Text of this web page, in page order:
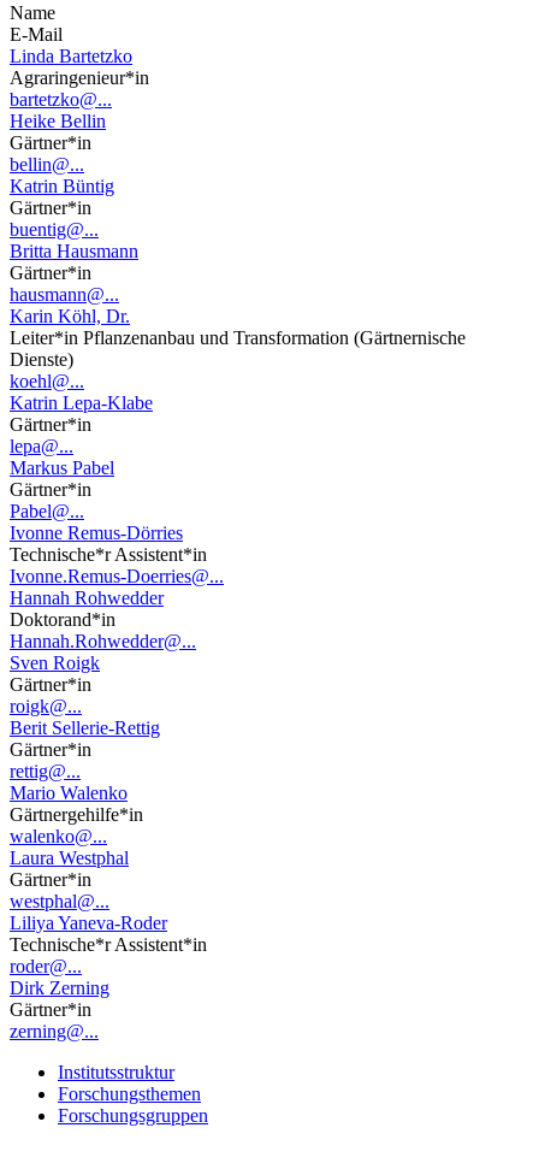
Name
E-Mail
Linda Bartetzko
Agraringenieur*in
bartetzko@...
Heike Bellin
Gärtner*in
bellin@...
Katrin Büntig
Gärtner*in
buentig@...
Britta Hausmann
Gärtner*in
hausmann@...
Karin Köhl, Dr.
Leiter*in Pflanzenanbau und Transformation (Gärtnernische
Dienste)
koehl@...
Katrin Lepa-Klabe
Gärtner*in
lepa@...
Markus Pabel
Gärtner*in
Pabel@...
Ivonne Remus-Dörries
Technische*r Assistent*in
Ivonne.Remus-Doerries@...
Hannah Rohwedder
Doktorand*in
Hannah.Rohwedder@...
Sven Roigk
Gärtner*in
roigk@...
Berit Sellerie-Rettig
Gärtner*in
rettig@...
Mario Walenko
Gärtnergehilfe*in
walenko@...
Laura Westphal
Gärtner*in
westphal@...
Liliya Yaneva-Roder
Technische*r Assistent*in
roder@...
Dirk Zerning
Gärtner*in
zerning@...
Institutsstruktur
Forschungsthemen
Forschungsgruppen